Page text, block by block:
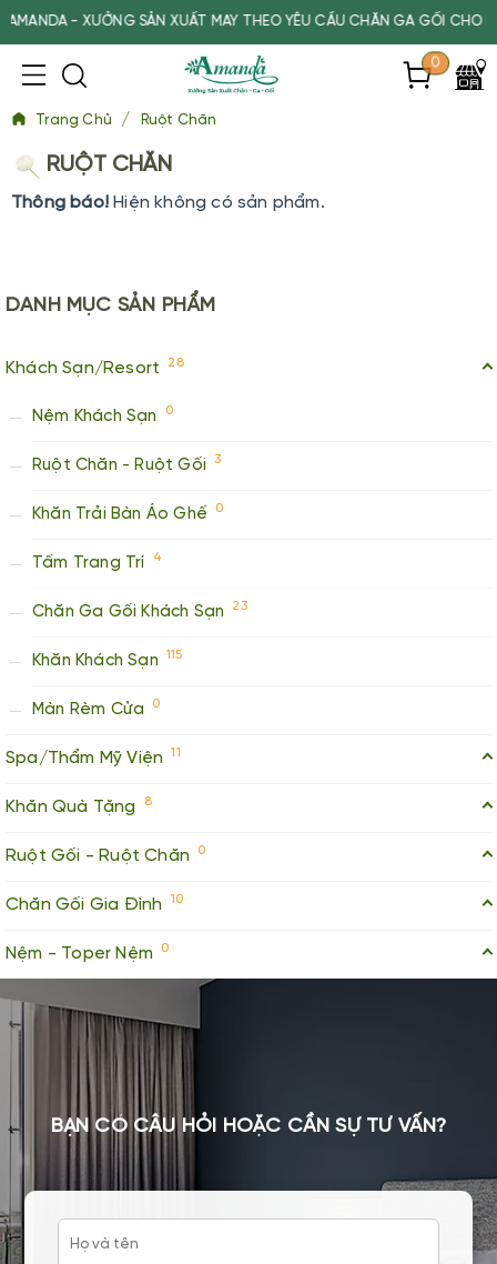
- XƯỞNG SẢN XUẤT MAY THEO YÊU CẦU CHĂN GA GỐI CHO
0
Trang Chủ / Ruột Chăn
DANH MỤC SẢN PHẨM
Khách Sạn/Resort 28
Nệm Khách Sạn 0
Ruột Chăn - Ruột Gối 3
Khăn Trải Bàn Áo Ghế 0
Tấm Trang Trí 4
Chăn Ga Gối Khách Sạn 23
Khăn Khách Sạn 115
Màn Rèm Cửa 0
Spa/Thẩm Mỹ Viện 11
Khăn Quà Tặng 8
Ruột Gối - Ruột Chăn 0
Chăn Gối Gia Đình 10
Nệm - Toper Nệm 0
RUỘT CHĂN
Thông báo! Hiện không có sản phẩm.
BẠN CÓ CÂU HỎI HOẶC CẦN SỰ TƯ VẤN?